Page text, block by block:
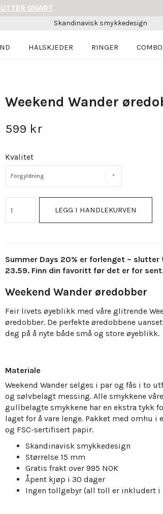
Weekend Wander
599 kr
Kvalitet
Forgyldning
LEGG I HANDLEKURVEN
Summer Days 20% er forlenget –
23.59. Finn din favoritt før det er for
Weekend Wander øredobber
Feir livets øyeblikk med våre glitrende
øredobber. De perfekte øredobbene
deg på å nyte både små og store øyeblikk.
Materiale
Weekend Wander selges i par og fås i to
og sølvbelagt messing. Alle smykkene
gullbelagte smykkene har en ekstra tykk
laget for å vare lenge. Pakket med omhu i
og FSC-sertifisert papir.
Skandinavisk smykkedesign
Størrelse 15 mm
Gratis frakt over 995 NOK
Åpent kjøp i 30 dager
Ingen tollgebyr (all toll er inkludert i
SNART
Skandinavisk smykkedesign
HALSKJEDER RINGER